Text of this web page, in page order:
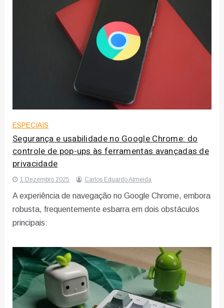
ESPECIAIS
Segurança e usabilidade no Google Chrome: do
controle de pop-ups às ferramentas avançadas de
privacidade
1 Dezembro 2025 Carlos Eduardo Almeida
A experiência de navegação no Google Chrome, embora
robusta, frequentemente esbarra em dois obstáculos
principais: